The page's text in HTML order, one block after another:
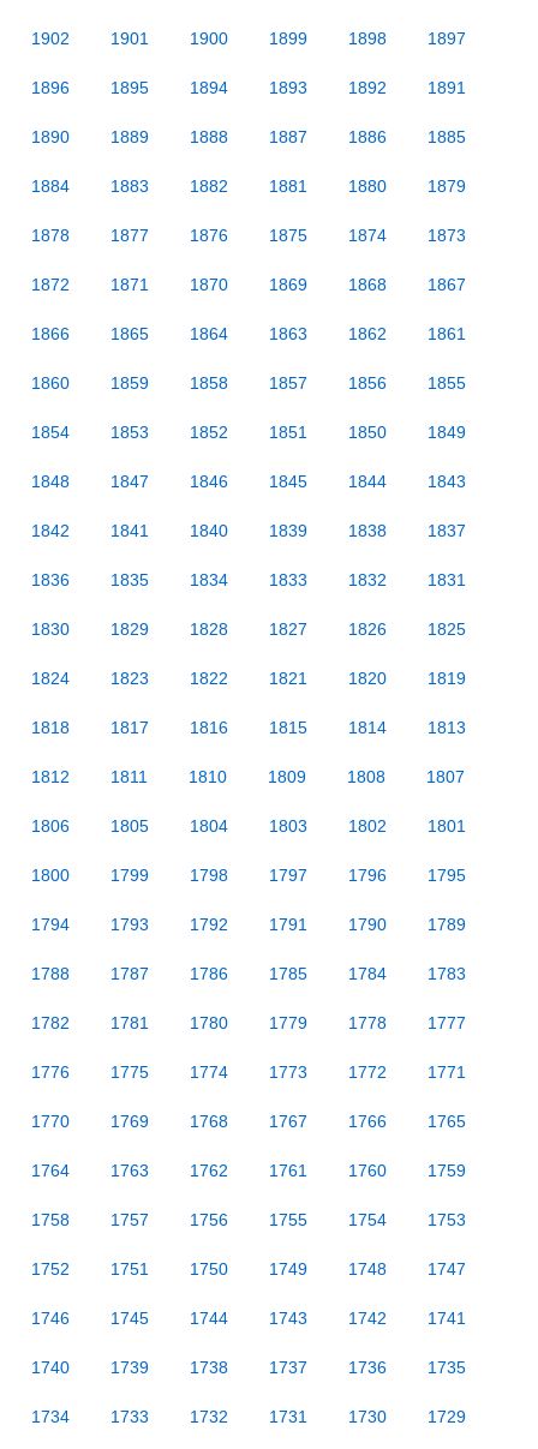
1902 1901 1900 1899 1898 1897
1896 1895 1894 1893 1892 1891
1890 1889 1888 1887 1886 1885
1884 1883 1882 1881 1880 1879
1878 1877 1876 1875 1874 1873
1872 1871 1870 1869 1868 1867
1866 1865 1864 1863 1862 1861
1860 1859 1858 1857 1856 1855
1854 1853 1852 1851 1850 1849
1848 1847 1846 1845 1844 1843
1842 1841 1840 1839 1838 1837
1836 1835 1834 1833 1832 1831
1830 1829 1828 1827 1826 1825
1824 1823 1822 1821 1820 1819
1818 1817 1816 1815 1814 1813
1812 1811 1810 1809 1808 1807
1806 1805 1804 1803 1802 1801
1800 1799 1798 1797 1796 1795
1794 1793 1792 1791 1790 1789
1788 1787 1786 1785 1784 1783
1782 1781 1780 1779 1778 1777
1776 1775 1774 1773 1772 1771
1770 1769 1768 1767 1766 1765
1764 1763 1762 1761 1760 1759
1758 1757 1756 1755 1754 1753
1752 1751 1750 1749 1748 1747
1746 1745 1744 1743 1742 1741
1740 1739 1738 1737 1736 1735
1734 1733 1732 1731 1730 1729